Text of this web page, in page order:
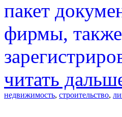
пакет
фирмы,
читать
недвижимость, строительство,